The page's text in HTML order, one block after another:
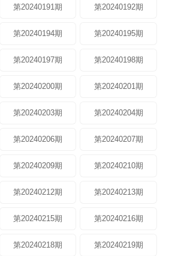
第20240191期 第20240192期
第20240194期 第20240195期
第20240197期 第20240198期
第20240200期 第20240201期
第20240203期 第20240204期
第20240206期 第20240207期
第20240209期 第20240210期
第20240212期 第20240213期
第20240215期 第20240216期
第20240218期 第20240219期